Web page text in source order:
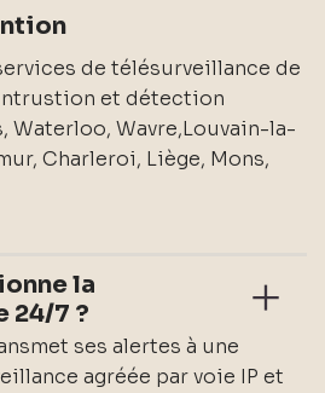
de télésurveillance de
et détection
Waterloo, Wavre,Louvain-la-
Charleroi, Liège, Mons,
la
24/7 ?
ses alertes à une
agréée par voie IP et